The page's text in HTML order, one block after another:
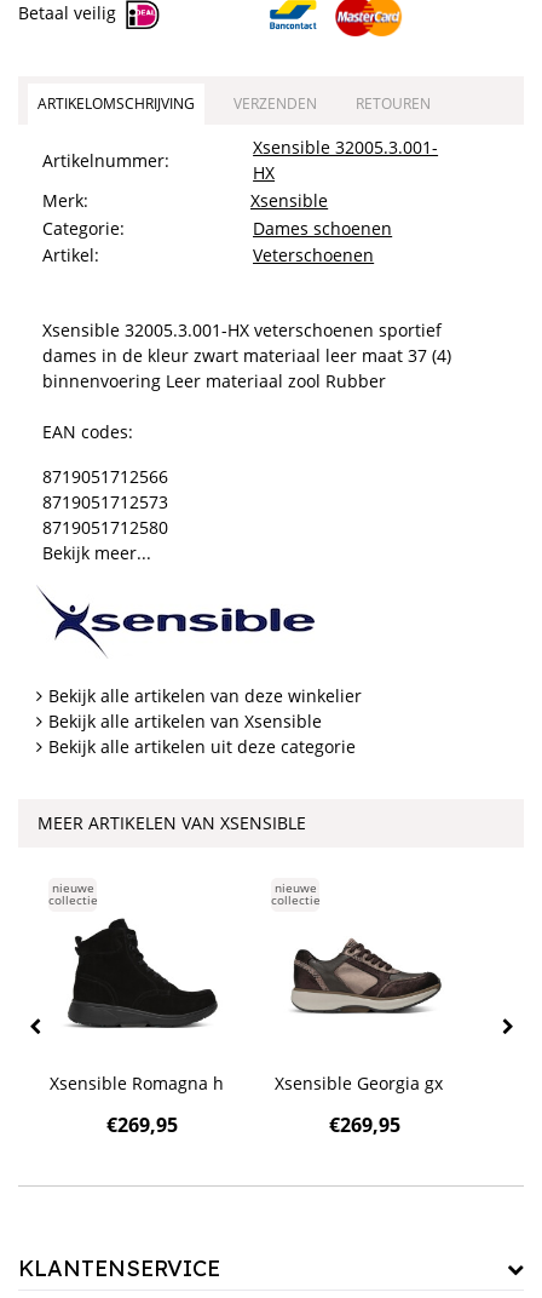
Betaal veilig
ARTIKELOMSCHRIJVING VERZENDEN RETOUREN
Artikelnummer:
Xsensible 32005.3.001-
HX
Merk:
Xsensible
Categorie:
Dames schoenen
Artikel:
Veterschoenen
Xsensible 32005.3.001-HX veterschoenen sportief
dames in de kleur zwart materiaal leer maat 37 (4)
binnenvoering Leer materiaal zool Rubber
EAN codes:
8719051712566
8719051712573
8719051712580
Bekijk meer...
Bekijk alle artikelen van deze winkelier
Bekijk alle artikelen van Xsensible
Bekijk alle artikelen uit deze categorie
MEER ARTIKELEN VAN XSENSIBLE
nieuwe
collectie
Xsensible Romagna h
€269,95
nieuwe
collectie
Xsensible Georgia gx
€269,95
KLANTENSERVICE